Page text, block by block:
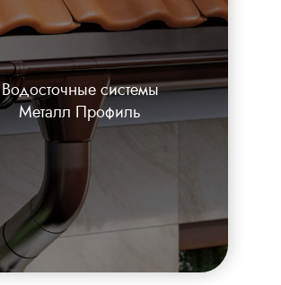
Водосточные системы
Металл Профиль
Каталог